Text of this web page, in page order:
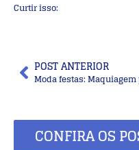
Curtir isso:
POST ANTERIOR
CONFIRA OS